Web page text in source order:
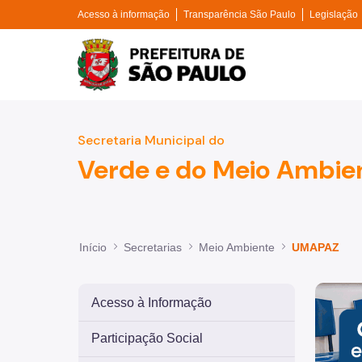
Pular para o Conteúdo principal
Acesso à informação Divisor de acesso à informação
Transparência São Paulo Divisor de
Legislação
Prefeitura de São Paulo
Secretaria Municipal do
Verde e do Meio
Início Secretarias Meio Ambiente UMAPAZ
Acesso à Informação
Participação Social